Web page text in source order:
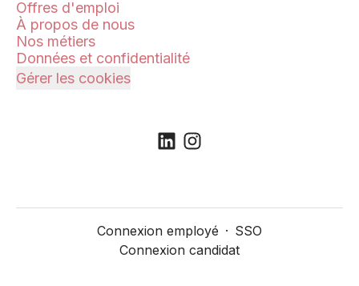
Offres d'emploi
À propos de nous
Nos métiers
Données et confidentialité
Gérer les cookies
Connexion employé · SSO
Connexion candidat